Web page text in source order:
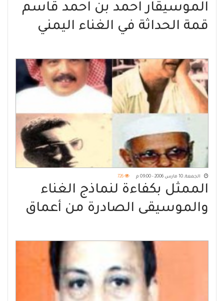
الموسيقار احمد بن احمد قاسم
قمة الحداثة في الغناء اليمني
الجمعة, 10 مارس 2006 - 09:00 م 726
الممثل بكفاءة لنماذج الغناء
والموسيقى الصادرة من أعماق